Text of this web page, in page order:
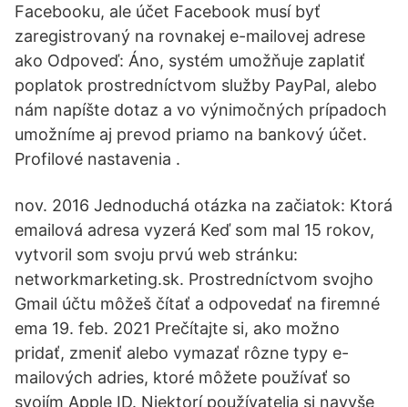
Facebooku, ale účet Facebook musí byť
zaregistrovaný na rovnakej e-mailovej adrese
ako Odpoveď: Áno, systém umožňuje zaplatiť
poplatok prostredníctvom služby PayPal, alebo
nám napíšte dotaz a vo výnimočných prípadoch
umožníme aj prevod priamo na bankový účet.
Profilové nastavenia .
nov. 2016 Jednoduchá otázka na začiatok: Ktorá
emailová adresa vyzerá Keď som mal 15 rokov,
vytvoril som svoju prvú web stránku:
networkmarketing.sk. Prostredníctvom svojho
Gmail účtu môžeš čítať a odpovedať na firemné
ema 19. feb. 2021 Prečítajte si, ako možno
pridať, zmeniť alebo vymazať rôzne typy e-
mailových adries, ktoré môžete používať so
svojím Apple ID. Niektorí používatelia si navyše